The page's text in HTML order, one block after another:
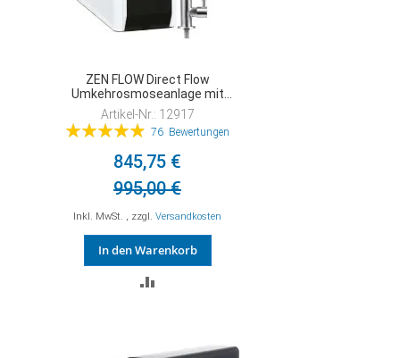
ZEN FLOW Direct Flow
Umkehrosmoseanlage mit
Osmosewasserhahn
Artikel-Nr.: 12917
Bewertung:
76 Bewertungen
845,75 €
995,00 €
Inkl. MwSt. , zzgl. Versandkosten
In den Warenkorb